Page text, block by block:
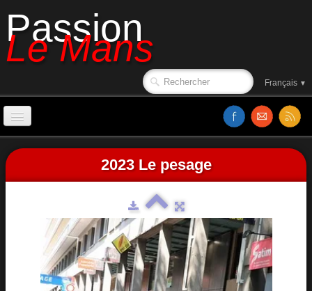
Passion
Le Mans
Français ▼
Accueil
Le circuit en 1988
Classements
Sorties de piste
2023 Le pesage